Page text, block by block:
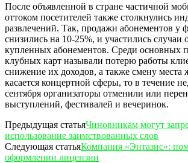
После объявленной в стране частичной
оттоком посетителей также столкнулись
развлечений. Так, продажи абонементов у
снизились на 10-25%, и участились случаи
купленных абонементов. Среди основных
клубных карт называли потерю работы
снижение их доходов, а также смену места
касается концертной сферы, то в течение
сентября организаторы отменили или
выступлений, фестивалей и вечеринок.
Предыдущая статьяЧиновникам могут
использование заимствованных слов
Следующая статьяКомпания «Энтазис»:
оформлении лицензии